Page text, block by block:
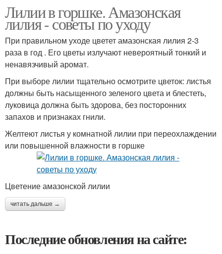
Лилии в горшке. Амазонская
лилия - советы по уходу
При правильном уходе цветет амазонская лилия 2-3
раза в год . Его цветы излучают невероятный тонкий и
ненавязчивый аромат.
При выборе лилии тщательно осмотрите цветок: листья
должны быть насыщенного зеленого цвета и блестеть,
луковица должна быть здорова, без посторонних
запахов и признаках гнили.
Желтеют листья у комнатной лилии при переохлаждении
или повышенной влажности в горшке
Цветение амазонской лилии
читать дальше →
Последние обновления на сайте: